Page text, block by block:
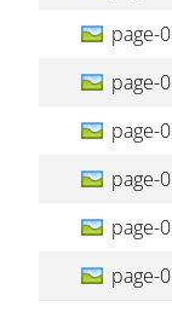
page-
page-
page-
page-
page-
page-